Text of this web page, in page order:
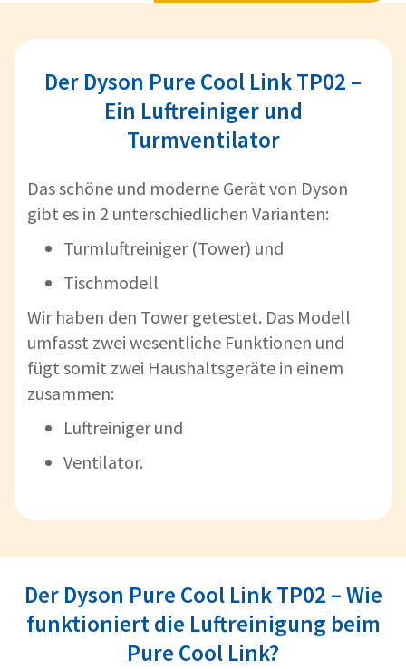
Der Dyson Pure Cool Link TP02 –
Ein Luftreiniger und
Turmventilator
Das schöne und moderne Gerät von Dyson
gibt es in 2 unterschiedlichen Varianten:
Turmluftreiniger (Tower) und
Tischmodell
Wir haben den Tower getestet. Das Modell
umfasst zwei wesentliche Funktionen und
fügt somit zwei Haushaltsgeräte in einem
zusammen:
Luftreiniger und
Ventilator.
Der Dyson Pure Cool Link TP02 – Wie
funktioniert die Luftreinigung beim
Pure Cool Link?